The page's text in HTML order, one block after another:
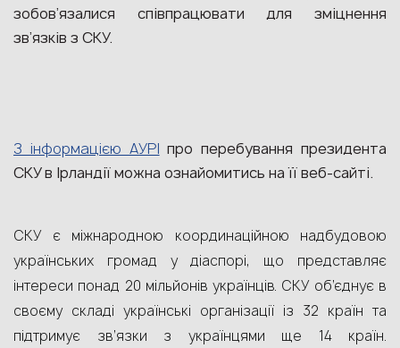
зобов’язалися співпрацювати для зміцнення
зв’язків з СКУ.
З інформацією АУРІ про перебування президента
СКУ в Ірландії можна ознайомитись на її веб-сайті.
СКУ є міжнародною координаційною надбудовою
українських громад у діаспорі, що представляє
інтереси понад 20 мільйонів українців. СКУ об’єднує в
своєму складі українські організації із 32 країн та
підтримує зв’язки з українцями ще 14 країн.